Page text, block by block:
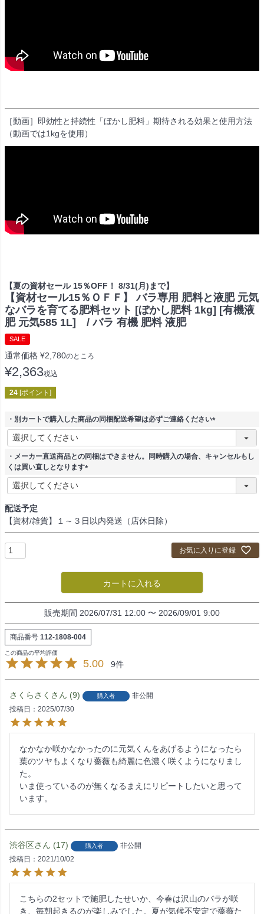
［動画］即効性と持続性「ぼかし肥料」期待される効果と使用方法
（動画では1kgを使用）
【夏の資材セール 15％OFF！ 8/31(月)まで】
【資材セール15％ＯＦＦ】 バラ専用 肥料と液肥 元気
なバラを育てる肥料セット [ぼかし肥料 1kg] [有機液
肥 元気585 1L] / バラ 有機 肥料 液肥
SALE
通常価格 ¥2,780のところ
¥2,363税込
24 [ポイント]
・別カートで購入した商品の同梱配送希望は必ずご連絡ください
(
須
・メーカー直送商品との同梱はできません。同時購入の場合、キャンセルもし
くは買い直しとなります
(
配送予定
【資材/雑貨】１～３日以内発送（店休日除）
お気に入りに登録
カートに入れる
販売期間 2026/07/31 12:00 〜 2026/09/01 9:00
商品番号 112-1808-004
5.00 9
さくらさく 9 購入者
非公開
投稿日
2025/07/30
なかなか咲かなかったのに元気くんをあげるようになったら
葉のツヤもよくなり薔薇も綺麗に色濃く咲くようになりまし
た。
いま使っているのが無くなるまえにリピートしたいと思って
います。
渋谷区 17 購入者
非公開
投稿日
2021/10/02
こちらの2セットで施肥したせいか、今春は沢山のバラが咲
き、毎朝起きるのが楽しみでした。夏が気候不安定で薔薇た